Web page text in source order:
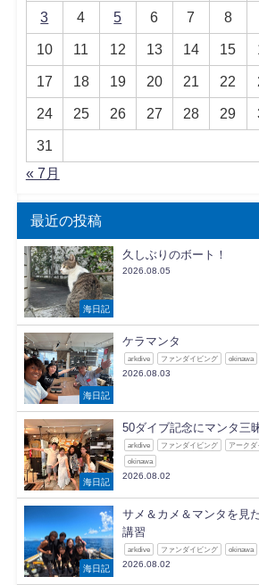
3 4 5 6 7 8
10 11 12 13 14 15
17 18 19 20 21 22
24 25 26 27 28 29
31
« 7月
最近の投稿
海日記
久しぶりのボート！
2026.08.05
海日記
ケラマンタ
arkdive ファンダイビング okinawa
2026.08.03
海日記
50ダイブ記念にマンタ三
arkdive ファンダイビング アークダ
okinawa
2026.08.02
海日記
サメ＆カメ＆マンタを見
講習
arkdive ファンダイビング okinawa
2026.08.02